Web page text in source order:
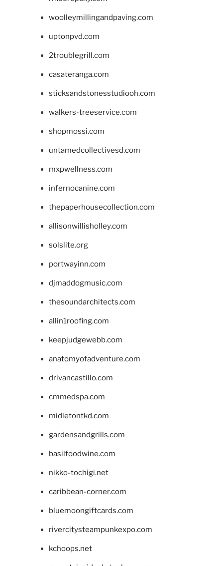
woolleymillingandpaving.com
uptonpvd.com
2troublegrill.com
casateranga.com
sticksandstonesstudiooh.com
walkers-treeservice.com
shopmossi.com
untamedcollectivesd.com
mxpwellness.com
infernocanine.com
thepaperhousecollection.com
allisonwillisholley.com
solslite.org
portwayinn.com
djmaddogmusic.com
thesoundarchitects.com
allin1roofing.com
keepjudgewebb.com
anatomyofadventure.com
drivancastillo.com
cmmedspa.com
midletontkd.com
gardensandgrills.com
basilfoodwine.com
nikko-tochigi.net
caribbean-corner.com
bluemoongiftcards.com
rivercitysteampunkexpo.com
kchoops.net